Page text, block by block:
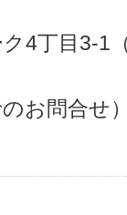
4丁目3-1
お問合せ